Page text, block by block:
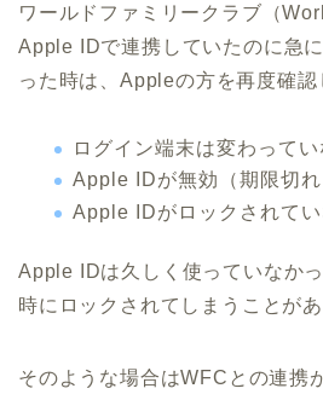
ワールドファミリークラブ（
Apple IDで連携していたのに急
った時は、Appleの方を再度確認
ログイン端末は変わって
Apple IDが無効（期限切
Apple IDがロックされて
Apple IDは久しく使っていなか
時にロックされてしまうことがあ
そのような場合はWFCとの連携